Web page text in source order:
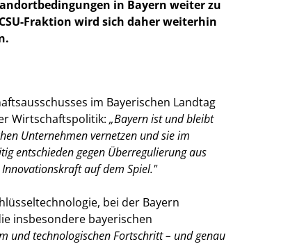
in Bayern weiter zu
Fraktion wird sich daher weiterhin
im Bayerischen Landtag
Wirtschaftspolitik: Bayern ist und bleibt
Unternehmen vernetzen und sie im
entschieden gegen Überregulierung aus
auf dem Spiel."
bei der Bayern
insbesondere bayerischen
und technologischen Fortschritt – und genau